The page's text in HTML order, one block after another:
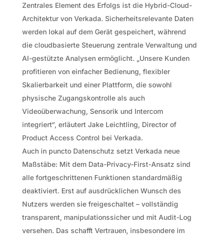
Zentrales Element des Erfolgs ist die Hybrid-Cloud-
Architektur von Verkada. Sicherheitsrelevante Daten
werden lokal auf dem Gerät gespeichert, während
die cloudbasierte Steuerung zentrale Verwaltung und
AI-gestützte Analysen ermöglicht. „Unsere Kunden
profitieren von einfacher Bedienung, flexibler
Skalierbarkeit und einer Plattform, die sowohl
physische Zugangskontrolle als auch
Videoüberwachung, Sensorik und Intercom
integriert“, erläutert Jake Leichtling, Director of
Product Access Control bei Verkada.
Auch in puncto Datenschutz setzt Verkada neue
Maßstäbe: Mit dem Data-Privacy-First-Ansatz sind
alle fortgeschrittenen Funktionen standardmäßig
deaktiviert. Erst auf ausdrücklichen Wunsch des
Nutzers werden sie freigeschaltet – vollständig
transparent, manipulationssicher und mit Audit-Log
versehen. Das schafft Vertrauen, insbesondere im